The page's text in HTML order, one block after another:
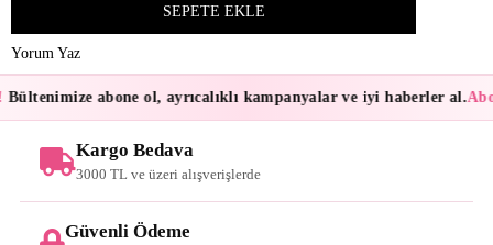
Yorum Yaz
Bültenimize abone ol, ayrıcalıklı kampanyalar ve iyi haberler al.
Kargo Bedava
3000 TL ve üzeri alışverişlerde
Güvenli Ödeme